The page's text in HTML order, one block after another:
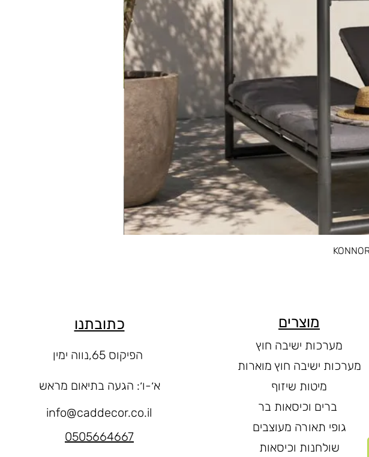
כתובתנו
א׳-ו׳: הגעה בתיאום מראש
info@caddecor.co.il
0505664667
מוצרים
מערכות ישיבה חוץ
מערכות ישיבה חוץ מוארות
מיטות שיזוף
ברים וכיסאות בר
גופי תאורה מעוצבים
שולחנות וכיסאות